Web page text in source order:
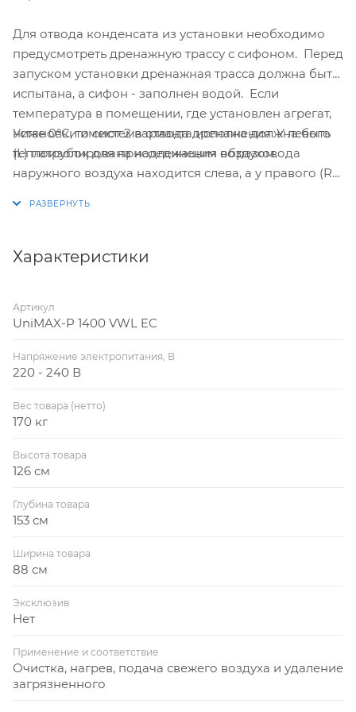
Для отвода конденсата из установки необходимо
предусмотреть дренажную трассу с сифоном. Перед
запуском установки дренажная трасса должна быть
испытана, а сифон - заполнен водой. Если
температура в помещении, где установлен агрегат,
ниже 0°С, то система отвода дренажа должна быть
теплоизолирована надлежащим образом.
Установки имеют 2 варианта исполнения. У левого
(L) патрубок для присоединения воздуховода
наружного воздуха находится слева, а у правого (R)
Характеристики
Артикул
UniMAX-P 1400 VWL EC
Напряжение электропитания, В
220 - 240 В
Вес товара (нетто)
170 кг
Высота товара
126 см
Глубина товара
153 см
Ширина товара
88 см
Эксклюзив
Нет
Применение и соответствие
Очистка, нагрев, подача свежего воздуха и удаление
загрязненного